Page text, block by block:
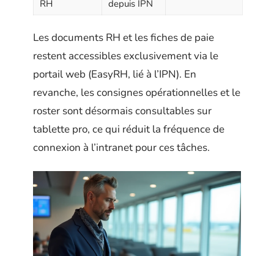
RH depuis IPN
Les documents RH et les fiches de paie
restent accessibles exclusivement via le
portail web (EasyRH, lié à l’IPN). En
revanche, les consignes opérationnelles et le
roster sont désormais consultables sur
tablette pro, ce qui réduit la fréquence de
connexion à l’intranet pour ces tâches.